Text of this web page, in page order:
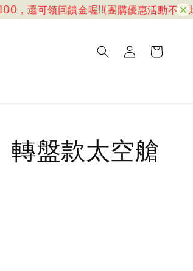
還可領回饋金喔!!(團購優惠活動不含此
轉盤款太空艙